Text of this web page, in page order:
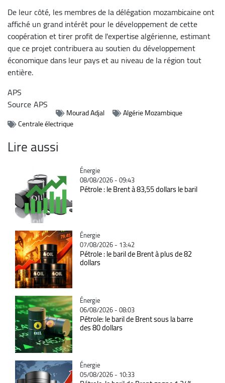
De leur côté, les membres de la délégation mozambicaine ont
affiché un grand intérêt pour le développement de cette
coopération et tirer profit de l'expertise algérienne, estimant
que ce projet contribuera au soutien du développement
économique dans leur pays et au niveau de la région tout
entière.
APS
SourceAPS
Mourad Adjal
Algérie Mozambique
Centrale électrique
Lire aussi
Catégorie
Énergie
08/08/2026 - 09:43
Pétrole : le Brent à 83,55 dollars le baril
Catégorie
Énergie
07/08/2026 - 13:42
Pétrole : le baril de Brent à plus de 82
dollars
Catégorie
Énergie
06/08/2026 - 08:03
Pétrole: le baril de Brent sous la barre
des 80 dollars
Catégorie
Énergie
05/08/2026 - 10:33